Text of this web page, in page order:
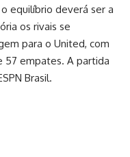
equilíbrio deverá ser a
os rivais se
para o United, com
57 empates. A partida
Brasil.